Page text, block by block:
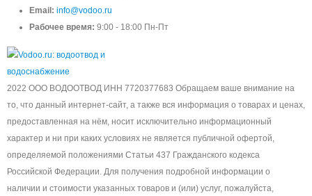
Email: info@vodoo.ru
Рабочее время: 9:00 - 18:00 Пн-Пт
2022 ООО ВОДООТВОД ИНН 7720377683 Обращаем ваше внимание на
то, что данный интернет-сайт, а также вся информация о товарах и ценах,
предоставленная на нём, носит исключительно информационный
характер и ни при каких условиях не является публичной офертой,
определяемой положениями Статьи 437 Гражданского кодекса
Российской Федерации. Для получения подробной информации о
наличии и стоимости указанных товаров и (или) услуг, пожалуйста,